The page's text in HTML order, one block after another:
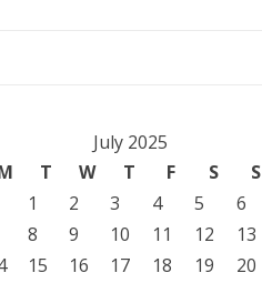
July 2025
T W T F S
S
1
2 3 4 5
6
8 9 10 11 12
13
15 16 17 18 19
20